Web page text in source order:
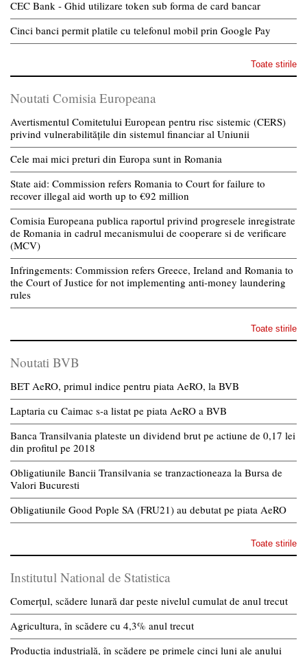
CEC Bank - Ghid utilizare token sub forma de card bancar
Cinci banci permit platile cu telefonul mobil prin Google Pay
Toate stirile
Noutati Comisia Europeana
Avertismentul Comitetului European pentru risc sistemic (CERS)
privind vulnerabilitățile din sistemul financiar al Uniunii
Cele mai mici preturi din Europa sunt in Romania
State aid: Commission refers Romania to Court for failure to
recover illegal aid worth up to €92 million
Comisia Europeana publica raportul privind progresele inregistrate
de Romania in cadrul mecanismului de cooperare si de verificare
(MCV)
Infringements: Commission refers Greece, Ireland and Romania to
the Court of Justice for not implementing anti-money laundering
rules
Toate stirile
Noutati BVB
BET AeRO, primul indice pentru piata AeRO, la BVB
Laptaria cu Caimac s-a listat pe piata AeRO a BVB
Banca Transilvania plateste un dividend brut pe actiune de 0,17 lei
din profitul pe 2018
Obligatiunile Bancii Transilvania se tranzactioneaza la Bursa de
Valori Bucuresti
Obligatiunile Good Pople SA (FRU21) au debutat pe piata AeRO
Toate stirile
Institutul National de Statistica
Comerțul, scădere lunară dar peste nivelul cumulat de anul trecut
Agricultura, în scădere cu 4,3% anul trecut
Producția industrială, în scădere pe primele cinci luni ale anului